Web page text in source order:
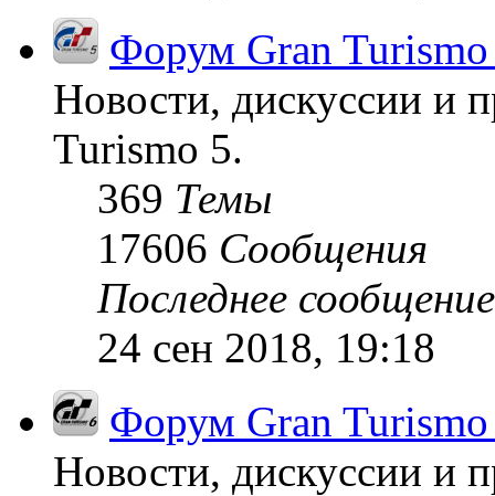
Форум Gran
Новости, дискуссии и
Turismo 5.
369 Темы
17606 Сообщения
Последнее сообщение
24 сен 2018, 19:18
Форум Gran
Новости, дискуссии и